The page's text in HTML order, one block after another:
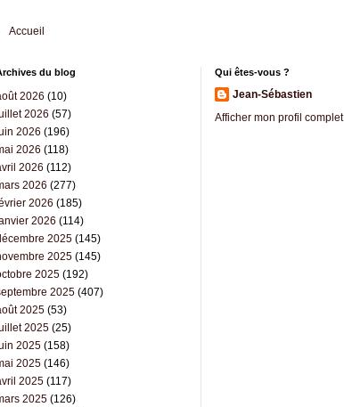
Accueil
du blog
2026 (10)
2026 (57)
2026 (196)
2026 (118)
2026 (112)
2026 (277)
2026 (185)
2026 (114)
2025(145)
2025(145)
2025(192)
2025(407)
2025(53)
2025(25)
2025(158)
2025(146)
2025(117)
2025(126)
Qui êtes-vous ?
Jean-Sébastien
Afficher mon profil complet